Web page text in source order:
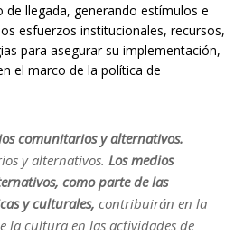
llegada, generando estímulos e
esfuerzos institucionales, recursos,
para asegurar su implementación,
el marco de la política de
comunitarios y alternativos.
y alternativos. Los medios
como parte de las
y culturales, contribuirán en la
la cultura en las actividades de